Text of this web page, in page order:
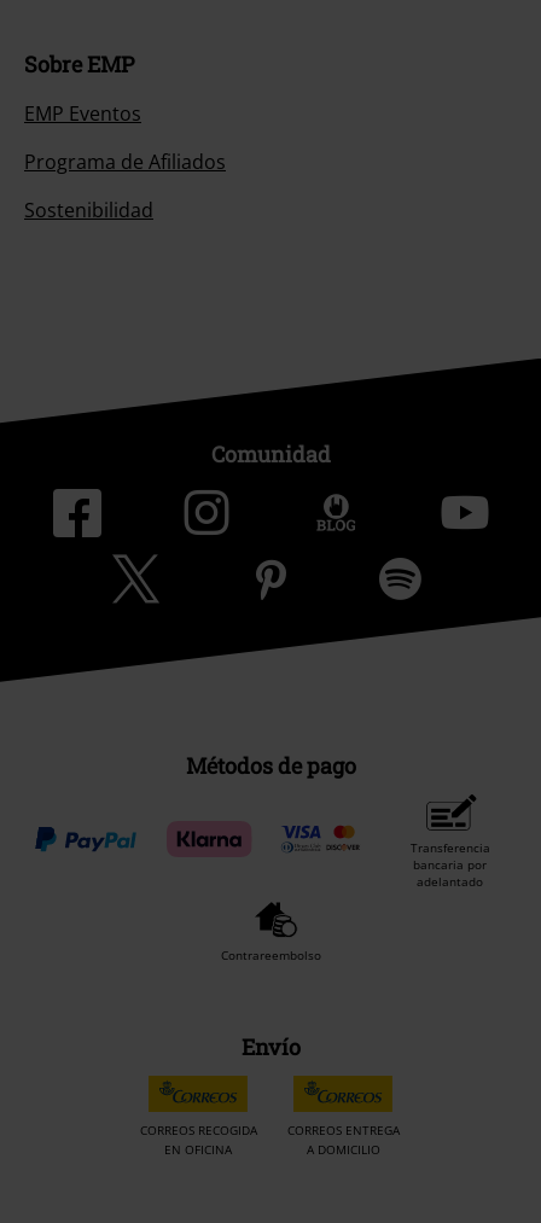
Sobre EMP
EMP Eventos
Programa de Afiliados
Sostenibilidad
Comunidad
Métodos de pago
Transferencia
bancaria por
adelantado
Contrareembolso
Envío
CORREOS RECOGIDA
EN OFICINA
CORREOS ENTREGA
A DOMICILIO